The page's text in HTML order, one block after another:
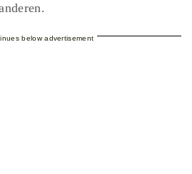
below advertisement